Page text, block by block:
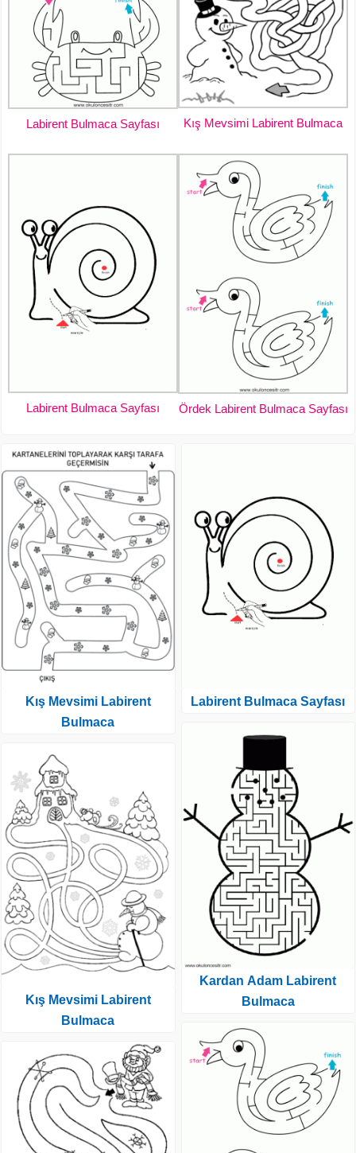
Labirent Bulmaca Sayfası Kış Mevsimi Labirent Bulmaca
Labirent Bulmaca Sayfası Ördek Labirent Bulmaca Sayfası
Kış Mevsimi Labirent
Bulmaca
Kış Mevsimi Labirent
Bulmaca
Labirent Bulmaca Sayfası
Kardan Adam Labirent
Bulmaca